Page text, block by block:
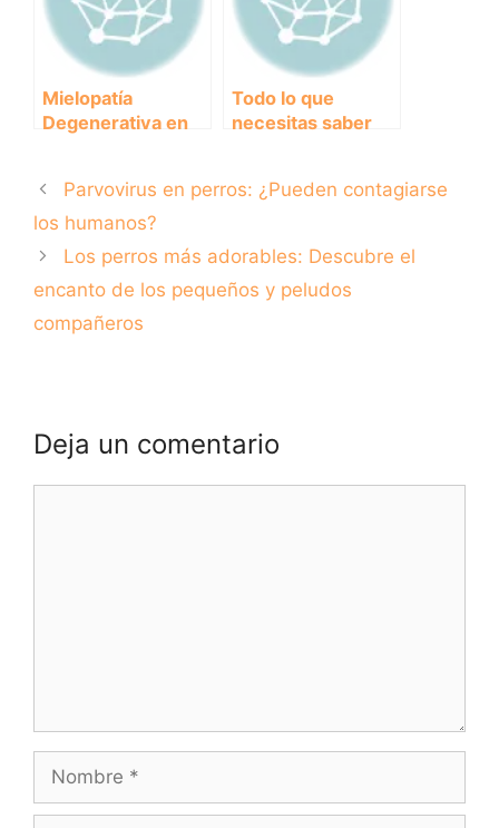
Mielopatía
Degenerativa en
saber
Todo lo que
necesitas saber
sarna en perros
Parvovirus en perros: ¿Pueden contagiarse
los humanos?
Los perros más adorables: Descubre el
encanto de los pequeños y peludos
compañeros
Deja un comentario